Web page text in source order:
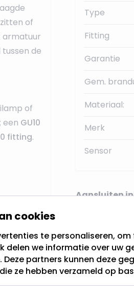
of
armatuur
de
of
een GU10
fitting.
Type
Fitting
Garantie
Gem.
Materiaal:
Merk
Sensor
Aansluiten
Onze
normale
aansluiten
cookies
te personaliseren,
delen we informatie over uw
partners kunnen deze
ze hebben verzameld op